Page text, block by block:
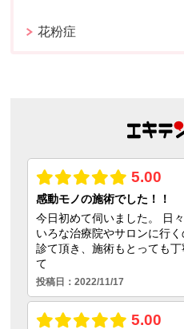
花粉症